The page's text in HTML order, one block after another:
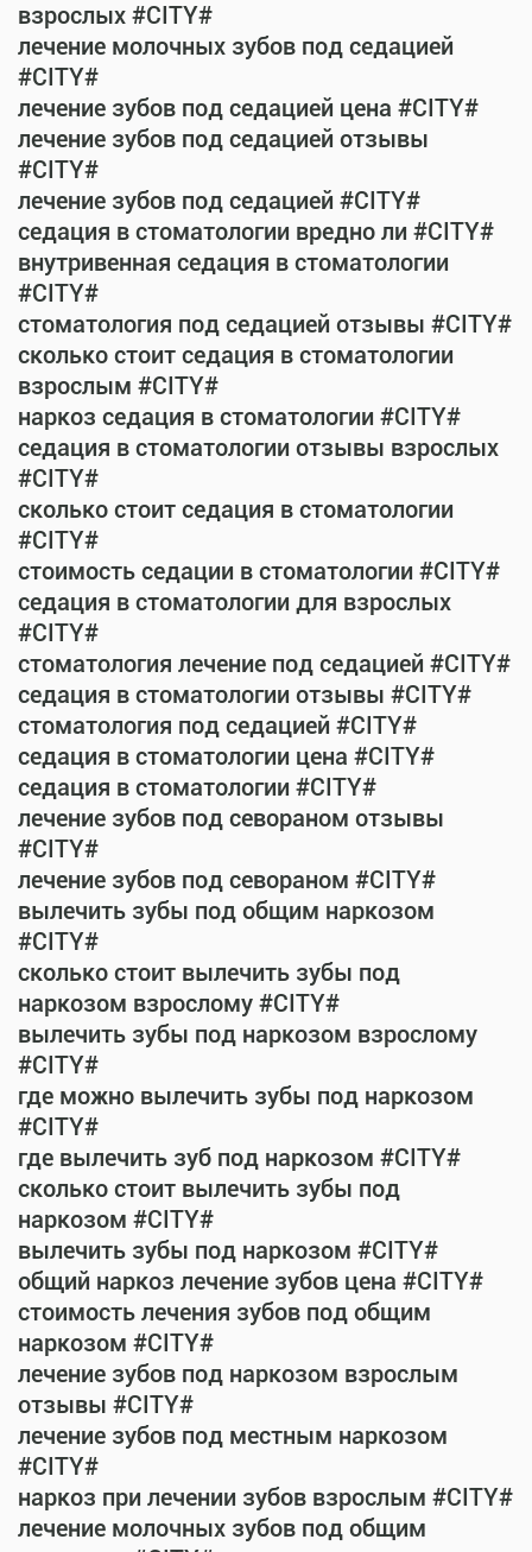
взрослых #CITY#
лечение молочных зубов под седацией
#CITY#
лечение зубов под седацией цена #CITY#
лечение зубов под седацией отзывы
#CITY#
лечение зубов под седацией #CITY#
седация в стоматологии вредно ли #CITY#
внутривенная седация в стоматологии
#CITY#
стоматология под седацией отзывы #CITY#
сколько стоит седация в стоматологии
взрослым #CITY#
наркоз седация в стоматологии #CITY#
седация в стоматологии отзывы взрослых
#CITY#
сколько стоит седация в стоматологии
#CITY#
стоимость седации в стоматологии #CITY#
седация в стоматологии для взрослых
#CITY#
стоматология лечение под седацией #CITY#
седация в стоматологии отзывы #CITY#
стоматология под седацией #CITY#
седация в стоматологии цена #CITY#
седация в стоматологии #CITY#
лечение зубов под севораном отзывы
#CITY#
лечение зубов под севораном #CITY#
вылечить зубы под общим наркозом
#CITY#
сколько стоит вылечить зубы под
наркозом взрослому #CITY#
вылечить зубы под наркозом взрослому
#CITY#
где можно вылечить зубы под наркозом
#CITY#
где вылечить зуб под наркозом #CITY#
сколько стоит вылечить зубы под
наркозом #CITY#
вылечить зубы под наркозом #CITY#
общий наркоз лечение зубов цена #CITY#
стоимость лечения зубов под общим
наркозом #CITY#
лечение зубов под наркозом взрослым
отзывы #CITY#
лечение зубов под местным наркозом
#CITY#
наркоз при лечении зубов взрослым #CITY#
лечение молочных зубов под общим